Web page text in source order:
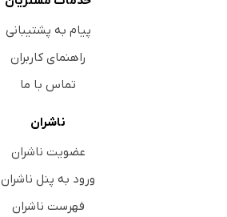
پیام به پشتیبانی
راهنمای کاربران
تماس با ما
ناشران
عضویت ناشران
ورود به پنل ناشران
فهرست ناشران